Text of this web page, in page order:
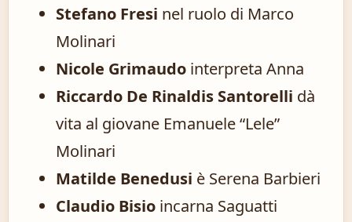
Stefano Fresi nel ruolo di Marco
Molinari
Nicole Grimaudo interpreta Anna
Riccardo De Rinaldis Santorelli dà
vita al giovane Emanuele “Lele”
Molinari
Matilde Benedusi è Serena Barbieri
Claudio Bisio incarna Saguatti